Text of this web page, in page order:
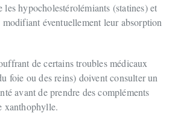
les hypocholestérolémiants (statines) et
éventuellement leur absorption
de certains troubles médicaux
foie ou des reins) doivent consulter un
avant de prendre des compléments
xanthophylle.